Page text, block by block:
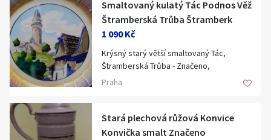
Smaltovaný kulatý Tác Podnos Věž
Štramberská Trůba Štramberk
1 090 Kč
Krýsný starý větší smaltovaný Tác,
Štramberská Trůba - Značeno,
Czechoslovakia.
Praha
Stará plechová růžová Konvice
Konvička smalt Značeno
Km
Celá ČR
Jihočeský kraj
Jihomoravský kraj
Klíčové slovo:
Neuvedeno
Lokalita:
Neuvedeno
Ráno
E-mail